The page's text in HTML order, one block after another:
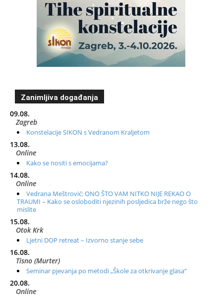
Zanimljiva događanja
09.08.
Zagreb
Konstelacije SIKON s Vedranom Kraljetom
13.08.
Online
Kako se nositi s emocijama?
14.08.
Online
Vedrana Meštrović: ONO ŠTO VAM NITKO NIJE REKAO O
TRAUMI – Kako se osloboditi njezinih posljedica brže nego što
mislite
15.08.
Otok Krk
Ljetni DOP retreat – Izvorno stanje sebe
16.08.
Tisno (Murter)
Seminar pjevanja po metodi „Škole za otkrivanje glasa“
20.08.
Online